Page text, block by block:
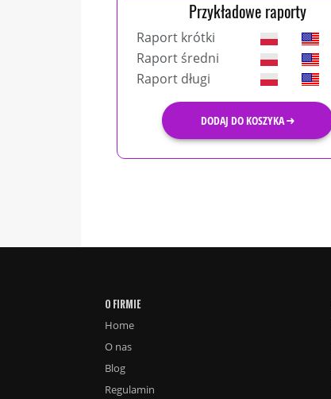
Przykładowe raporty
Raport krótki
Raport średni
Raport długi
DODAJ DO KOSZYKA
O FIRMIE
Home
O nas
Blog
Regulamin